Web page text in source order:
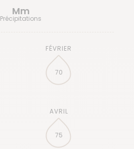
Mm
Précipitations
70
75